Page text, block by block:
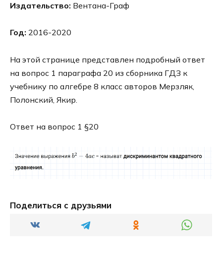
Издательство: Вентана-Граф
Год: 2016-2020
На этой странице представлен подробный ответ
на вопрос 1 параграфа 20 из сборника ГДЗ к
учебнику по алгебре 8 класс авторов Мерзляк,
Полонский, Якир.
Ответ на вопрос 1 §20
Поделиться с друзьями